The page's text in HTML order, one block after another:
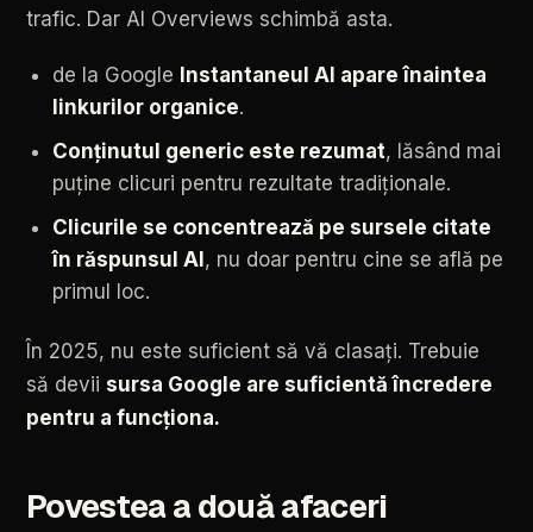
trafic. Dar AI Overviews schimbă asta.
de la Google Instantaneul AI apare înaintea
linkurilor organice.
Conținutul generic este rezumat, lăsând mai
puține clicuri pentru rezultate tradiționale.
Clicurile se concentrează pe sursele citate
în răspunsul AI , nu doar pentru cine se află pe
primul
loc.
În 2025, nu este suficient să vă clasați. Trebuie
să devii sursa Google are suficientă încredere
pentru a funcționa.
Povesteaadouăafaceri